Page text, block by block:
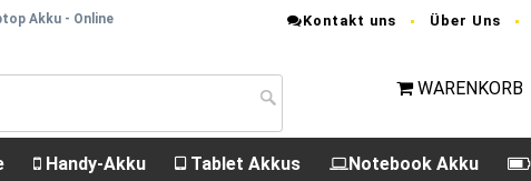
Akku - Online
Kontakt uns Über Uns
WARENKORB
Handy-Akku Tablet Akkus Notebook Akku